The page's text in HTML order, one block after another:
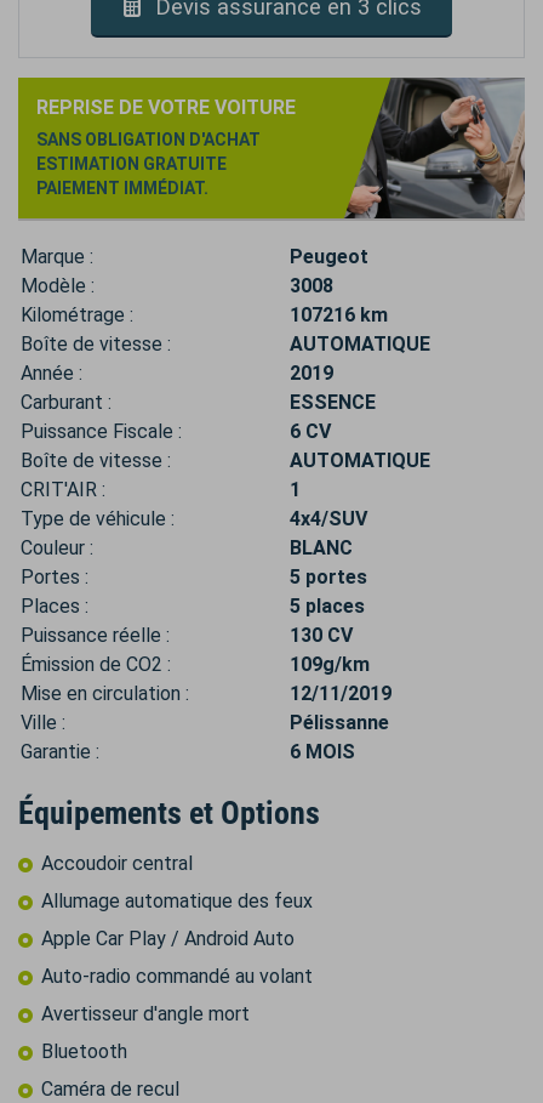
Devis assurance en 3 clics
REPRISE DE VOTRE VOITURE
SANS OBLIGATION D'ACHAT
ESTIMATION GRATUITE
PAIEMENT IMMÉDIAT.
Marque :
Peugeot
Modèle :
3008
Kilométrage :
107216 km
Boîte de vitesse :
AUTOMATIQUE
Année :
2019
Carburant :
ESSENCE
Puissance Fiscale :
6 CV
Boîte de vitesse :
AUTOMATIQUE
CRIT'AIR :
1
Type de véhicule :
4x4/SUV
Couleur :
BLANC
Portes :
5 portes
Places :
5 places
Puissance réelle :
130 CV
Émission de CO2 :
109g/km
Mise en circulation :
12/11/2019
Ville :
Pélissanne
Garantie :
6 MOIS
Équipements et Options
Accoudoir central
Allumage automatique des feux
Apple Car Play / Android Auto
Auto-radio commandé au volant
Avertisseur d'angle mort
Bluetooth
Caméra de recul